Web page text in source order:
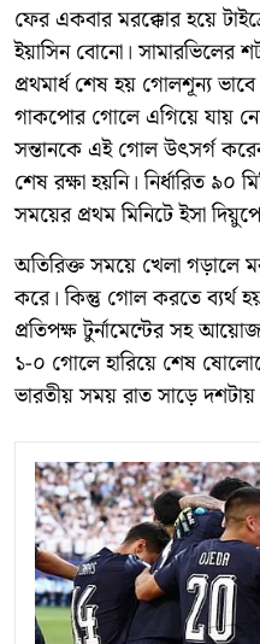
ফের একবার মরক্কোর হয়ে
ইয়াসিন বোনো। সামারভিলের
প্রথমার্ধ শেষ হয় গোলশূন্য
গাকপোর গোলে এগিয়ে যায়
সন্তানকে এই গোল উৎসর্গ
শেষ রক্ষা হয়নি। নির্ধারিত
সময়ের প্রথম মিনিটে ইসা
অতিরিক্ত সময়ে খেলা গড়ালে
করে। কিন্তু গোল করতে ব্যর্থ
প্রতিপক্ষ টুর্নামেন্টের সহ
১-০ গোলে হারিয়ে শেষ
ভারতীয় সময় রাত সাড়ে